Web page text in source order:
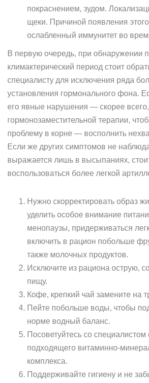
покраснением, зудом.
щеки. Причиной появления
ослабленный иммунитет во
В первую очередь, при обнаружении
климактерический период стоит
специалисту для исключения ряда
установления гормонального фона.
его явные нарушения — скорее всего,
гормонозаместительной терапии,
проблему в корне — восполнить
Если же других симптомов не
выражается лишь в высыпаниях,
воспользоваться более легкой
Нужно скорректировать образ
уделить особое внимание
менопаузы, придерживаться
включить в рацион побольше
также молочных продуктов.
Исключите из рациона острую,
пищу.
Кофе, крепкий чай замените на
Пейте побольше воды, чтобы
норме водный баланс.
Посоветуйтесь со специалистом
подходящего витаминно-
комплекса.
Поддерживайте гигиену и не